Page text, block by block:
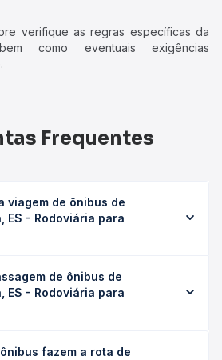
verifique as regras específicas da
como eventuais exigências
Frequentes
viagem de ônibus de
ES - Rodoviária para
ES leva em média 2h 45min,
a viação, o tipo de serviço
ou leito) e as condições de
de ônibus de
ES - Rodoviária para
ES custa em média R$
fazem a rota de